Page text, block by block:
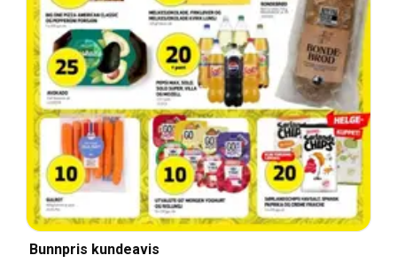
Bunnpris kundeavis